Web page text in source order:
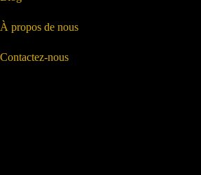
À propos de nous
Contactez-nous